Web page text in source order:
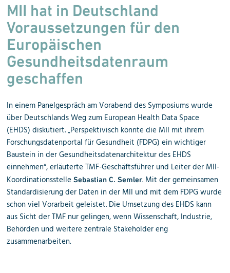
MII hat in Deutschland
Voraussetzungen für den
Europäischen
Gesundheitsdatenraum
geschaffen
In einem Panelgespräch am Vorabend des Symposiums wurde
über Deutschlands Weg zum European Health Data Space
(EHDS) diskutiert. „Perspektivisch könnte die MII mit ihrem
Forschungsdatenportal für Gesundheit (FDPG) ein wichtiger
Baustein in der Gesundheitsdatenarchitektur des EHDS
einnehmen“, erläuterte TMF-Geschäftsführer und Leiter der MII-
KoordinationsstelleSebastian C. Semler. Mit der gemeinsamen
Standardisierung der Daten in der MII und mit dem FDPG wurde
schon viel Vorarbeit geleistet. Die Umsetzung des EHDS kann
aus Sicht der TMF nur gelingen, wenn Wissenschaft, Industrie,
Behörden und weitere zentrale Stakeholder eng
zusammenarbeiten.